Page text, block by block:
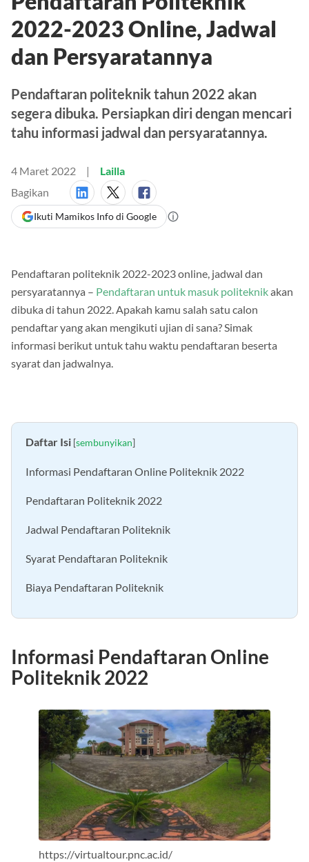
2022-2023 Online, Jadwal
dan Persyaratannya
Pendaftaran politeknik tahun 2022 akan
segera dibuka. Persiapkan diri dengan mencari
tahu informasi jadwal dan persyaratannya.
4 Maret 2022
Lailla
Bagikan
Ikuti Mamikos Info di Google
Pendaftaran politeknik 2022-2023 online, jadwal dan
persyaratannya – Pendaftaran untuk masuk politeknikakan
dibuka di tahun 2022. Apakah kamu salah satu calon
pendaftar yang akan mengikuti ujian di sana? Simak
informasi berikut untuk tahu waktu pendaftaran beserta
syarat dan jadwalnya.
Daftar Isi [sembunyikan]
Informasi Pendaftaran Online Politeknik 2022
Pendaftaran Politeknik 2022
Jadwal Pendaftaran Politeknik
Syarat Pendaftaran Politeknik
Biaya Pendaftaran Politeknik
Informasi Pendaftaran Online
Politeknik 2022
https://virtualtour.pnc.ac.id/